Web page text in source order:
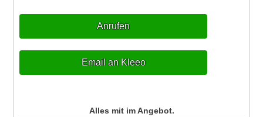
Anrufen
Email an Kleeo
Alles mit im Angebot.